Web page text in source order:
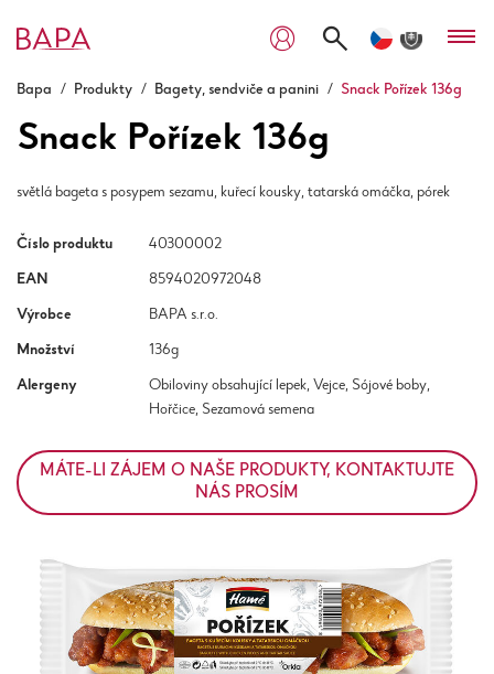
Bapa / Produkty / Bagety, sendviče a panini / Snack Pořízek 136g
Snack Pořízek 136g
světlá bageta s posypem sezamu, kuřecí kousky, tatarská omáčka, pórek
Číslo produktu 40300002
EAN 8594020972048
Výrobce BAPA s.r.o.
Množství 136g
Alergeny
Obiloviny obsahující lepek, Vejce, Sójové boby,
Hořčice, Sezamová semena
MÁTE-LI ZÁJEM O NAŠE PRODUKTY, KONTAKTUJTE
NÁS PROSÍM